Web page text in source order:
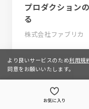
お気に入り
プロダクション
る
株式会社ファブリカ
より良いサービスのため利用規
同意をお願いいたします。